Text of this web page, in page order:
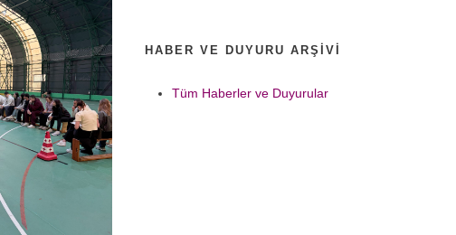
HABER VE DUYURU ARŞIVI
Tüm Haberler ve Duyurular